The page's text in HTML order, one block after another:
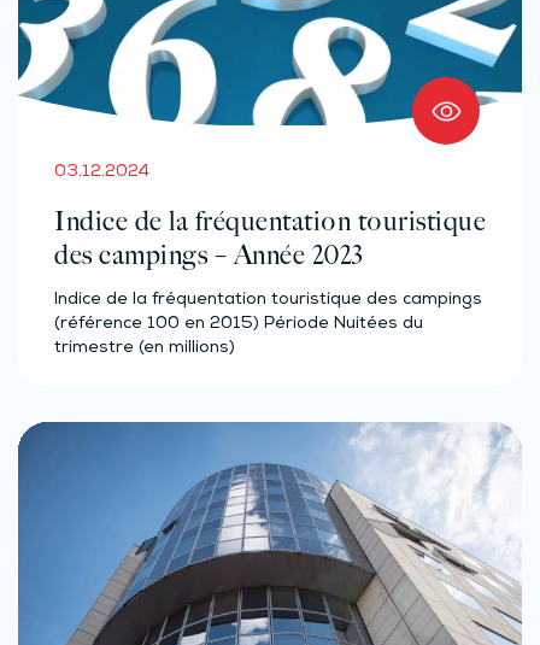
03.12.2024
Indice de la fréquentation touristique
des campings – Année 2023
Indice de la fréquentation touristique des campings
(référence 100 en 2015) Période Nuitées du
trimestre (en millions)